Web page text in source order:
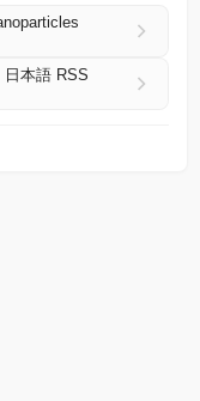
本語 RSS